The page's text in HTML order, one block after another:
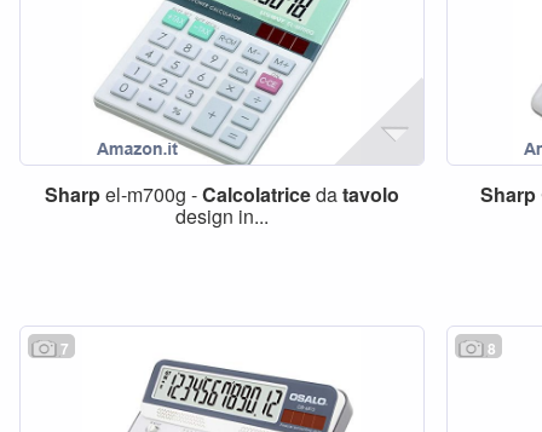
Sharpel-m700g -Calcolatricedatavolo
design in...
Sharp
7 8